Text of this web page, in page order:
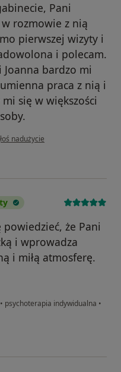
Pani
rozmowie z nią
pierwszej wizyty i
i polecam.
bardzo mi
praca z nią i
się w większości
użytkownika Ula D.
nadużycie
że Pani
i wprowadza
i miłą atmosferę.
• psychoterapia indywidualna •